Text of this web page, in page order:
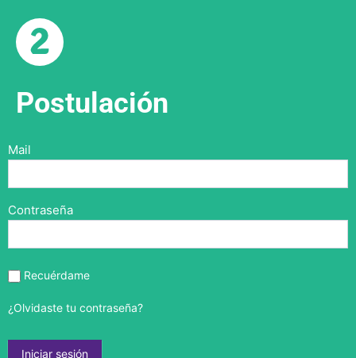
Postulación
Mail
Contraseña
Recuérdame
¿Olvidaste tu contraseña?